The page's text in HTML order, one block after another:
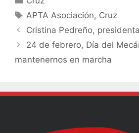
APTA Asociación, Cruz
Cristina Pedreño,
24 de febrero, Día del
mantenernos en marcha